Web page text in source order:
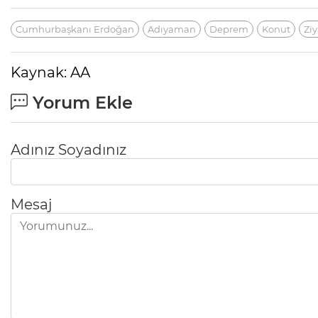
Cumhurbaşkanı Erdoğan Adıyaman Deprem Konut
Kaynak: AA
Yorum Ekle
Adınız Soyadınız
Mesaj